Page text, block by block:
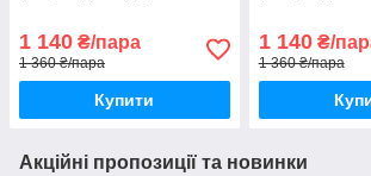
1 140 ₴/пара
1 360 ₴/пара
Купити
1 140₴/
1 360 ₴/пара
Акційні пропозиції та новинки